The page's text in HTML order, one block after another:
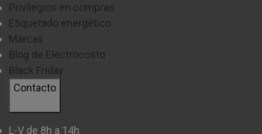
Privilegios en compras
Etiquetado energético
Marcas
Blog de Electrocosto
Black Friday
Contacto
L-V de 8h a 14h